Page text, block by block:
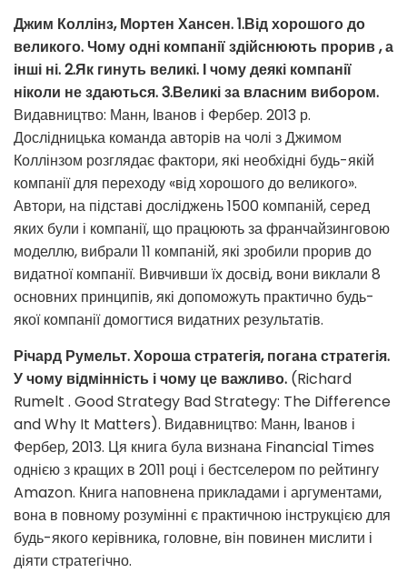
Джим Коллінз, Мортен Хансен. 1.Від хорошого до
великого. Чому одні компанії здійснюють прорив , а
інші ні. 2.Як гинуть великі. І чому деякі компанії
ніколи не здаються. 3.Великі за власним вибором.
Видавництво: Манн, Іванов і Фербер. 2013 р.
Дослідницька команда авторів на чолі з Джимом
Коллінзом розглядає фактори, які необхідні будь-якій
компанії для переходу «від хорошого до великого».
Автори, на підставі досліджень 1500 компаній, серед
яких були і компанії, що працюють за франчайзинговою
моделлю, вибрали 11 компаній, які зробили прорив до
видатної компанії. Вивчивши їх досвід, вони виклали 8
основних принципів, які допоможуть практично будь-
якої компанії домогтися видатних результатів.
Річард Румельт. Хороша стратегія, погана стратегія.
У чому відмінність і чому це важливо. (Richard
Rumelt . Good Strategy Bad Strategy: The Difference
and Why It Matters). Видавництво: Манн, Іванов і
Фербер, 2013. Ця книга була визнана Financial Times
однією з кращих в 2011 році і бестселером по рейтингу
Amazon. Книга наповнена прикладами і аргументами,
вона в повному розумінні є практичною інструкцією для
будь-якого керівника, головне, він повинен мислити і
діяти стратегічно.